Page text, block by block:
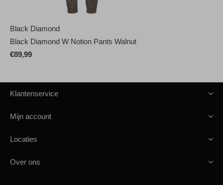
Black Diamond
Black Diamond W Notion Pants Walnut
€89,99
Klantenservice
Mijn account
Locaties
Over ons